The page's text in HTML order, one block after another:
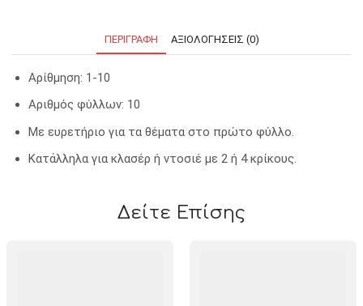
ΠΕΡΙΓΡΑΦΉ ΑΞΙΟΛΟΓΉΣΕΙΣ (0)
Αρίθμηση: 1-10
Αριθμός φύλλων: 10
Με ευρετήριο για τα θέματα στο πρώτο φύλλο.
Κατάλληλα για κλασέρ ή ντοσιέ με 2 ή 4 κρίκους.
Δείτε Επίσης